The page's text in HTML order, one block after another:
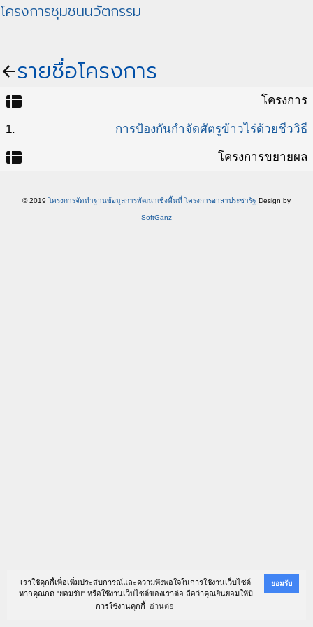
เราใช้คุกกี้เพื่อเพิ่มประสบการณ์และความพึงพอใจในการใช้งานเว็บไซต์
หากคุณกด "ยอมรับ" หรือใช้งานเว็บไซต์ของเราต่อ ถือว่าคุณยินยอมให้มี
การใช้งานคุกกี้
อ่านต่อ
ยอมรับ
โครงการชุมชนนวัตกรรม
arrow_backรายชื่อโครงการ
view_list โครงการ
1. การป้องกันกำจัดศัตรูข้าวไร่ด้วยชีววิธี
view_list โครงการขยายผล
© 2019 โครงการจัดทำฐานข้อมูลการพัฒนาเชิงพื้นที่ โครงการอาสาประชารัฐ Design by
SoftGanz